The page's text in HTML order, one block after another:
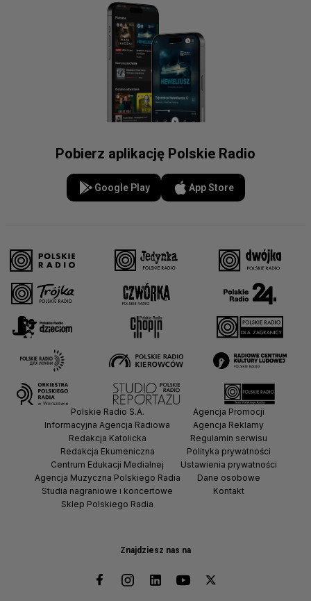
Pobierz aplikację Polskie Radio
Google Play App Store
Znajdziesz nas na
Polskie Radio S.A.
Informacyjna Agencja Radiowa
Redakcja Katolicka
Redakcja Ekumeniczna
Centrum Edukacji Medialnej
Agencja Muzyczna Polskiego Radia
Studia nagraniowe i koncertowe
Sklep Polskiego Radia
Agencja Promocji
Agencja Reklamy
Regulamin serwisu
Polityka prywatności
Ustawienia prywatności
Dane osobowe
Kontakt